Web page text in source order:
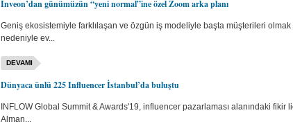
Inveon’dan günümüzün “yeni normal”ine özel Zoom arka planı
Geniş ekosistemiyle farklılaşan ve özgün iş modeliyle başta müşterileri
nedeniyle ev...
DEVAMI
Dünyaca ünlü 225 Influencer İstanbul’da buluştu
INFLOW Global Summit & Awards'19, influencer pazarlaması alanındaki
Alman...